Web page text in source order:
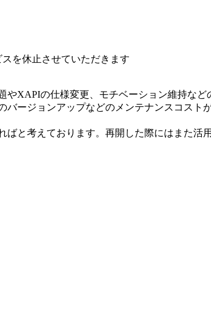
を休止させていただきます
XAPIの仕様変更、モチベーション維持など
ージョンアップなどのメンテナンスコス
と考えております。再開した際にはまた活